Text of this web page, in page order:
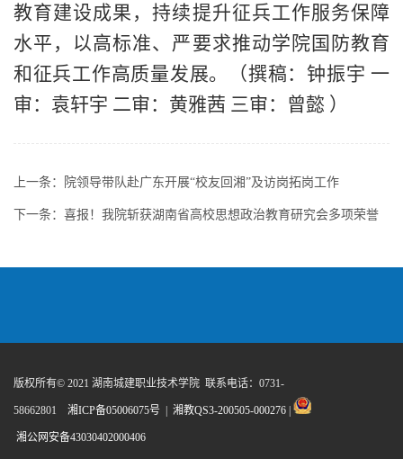
教育建设成果，持续提升征兵工作服务保障
水平，以高标准、严要求推动学院国防教育
和征兵工作高质量发展。（撰稿：钟振宇 一
审：袁轩宇 二审：黄雅茜 三审：曾懿 ）
上一条： 院领导带队赴广东开展“校友回湘”及访岗拓岗工作
下一条： 喜报！我院斩获湖南省高校思想政治教育研究会多项荣誉
版权所有© 2021 湖南城建职业技术学院 联系电话：0731-
58662801 湘ICP备05006075号 湘教QS3-200505-000276
湘公网安备43030402000406